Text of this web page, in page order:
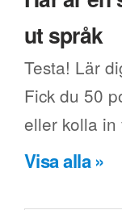
ut språk
Testa! Lär
Fick du 50
eller kolla
Visa alla »